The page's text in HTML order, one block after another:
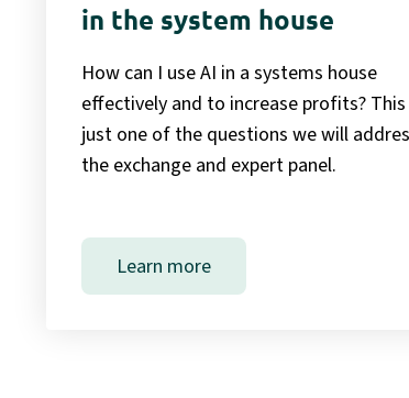
in the system house
How can I use AI in a systems house
effectively and to increase profits? This
just one of the questions we will
the exchange and expert panel.
Learn more